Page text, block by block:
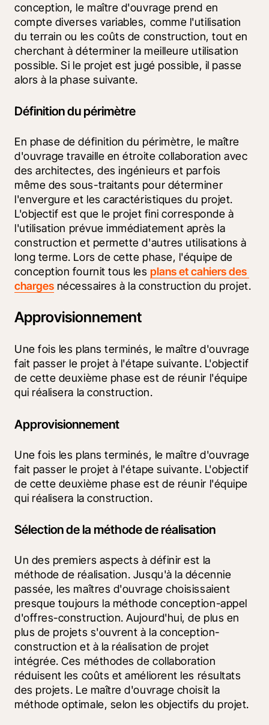
conception, le maître d'ouvrage prend en
compte diverses variables, comme l'utilisation
du terrain ou les coûts de construction, tout en
cherchant à déterminer la meilleure utilisation
possible. Si le projet est jugé possible, il passe
alors à la phase suivante.
Définition du périmètre
En phase de définition du périmètre, le maître
d'ouvrage travaille en étroite collaboration avec
des architectes, des ingénieurs et parfois
même des sous-traitants pour déterminer
l'envergure et les caractéristiques du projet.
L'objectif est que le projet fini corresponde à
l'utilisation prévue immédiatement après la
construction et permette d'autres utilisations à
long terme. Lors de cette phase, l'équipe de
conception fournit tous les plans et cahiers des
charges nécessaires à la construction du projet.
Approvisionnement
Une fois les plans terminés, le maître d'ouvrage
fait passer le projet à l'étape suivante. L'objectif
de cette deuxième phase est de réunir l'équipe
qui réalisera la construction.
Approvisionnement
Une fois les plans terminés, le maître d'ouvrage
fait passer le projet à l'étape suivante. L'objectif
de cette deuxième phase est de réunir l'équipe
qui réalisera la construction.
Sélection de la méthode de réalisation
Un des premiers aspects à définir est la
méthode de réalisation. Jusqu'à la décennie
passée, les maîtres d'ouvrage choisissaient
presque toujours la méthode conception-appel
d'offres-construction. Aujourd'hui, de plus en
plus de projets s'ouvrent à la conception-
construction et à la réalisation de projet
intégrée. Ces méthodes de collaboration
réduisent les coûts et améliorent les résultats
des projets. Le maître d'ouvrage choisit la
méthode optimale, selon les objectifs du projet.